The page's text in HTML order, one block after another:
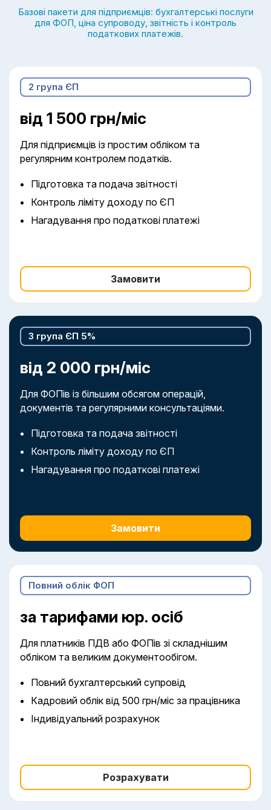
Базові пакети для підприємців: бухгалтерські послуги
для ФОП, ціна супроводу, звітність і контроль
податкових платежів.
2 група ЄП
від 1 500 грн/міс
Для підприємців із простим обліком та
регулярним контролем податків.
Підготовка та подача звітності
Контроль ліміту доходу по ЄП
Нагадування про податкові платежі
Замовити
3 група ЄП 5%
від 2 000 грн/міс
Для ФОПів із більшим обсягом операцій,
документів та регулярними консультаціями.
Підготовка та подача звітності
Контроль ліміту доходу по ЄП
Нагадування про податкові платежі
Замовити
Повний облік ФОП
за тарифами юр. осіб
Для платників ПДВ або ФОПів зі складнішим
обліком та великим документообігом.
Повний бухгалтерський супровід
Кадровий облік від 500 грн/міс за працівника
Індивідуальний розрахунок
Розрахувати